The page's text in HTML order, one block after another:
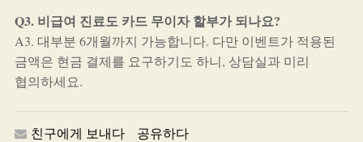
Q3. 비급여 진료도 카드 무이자 할부가 되나요?
A3. 대부분 6개월까지 가능합니다. 다만 이벤트가 적용된
금액은 현금 결제를 요구하기도 하니, 상담실과 미리
협의하세요.
친구에게 보내다 공유하다